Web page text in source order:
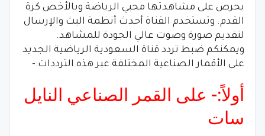
يحرص على مشاهدتها محبي الرياضة وبالأخص كرة
القدم. وتستخدم القناة أحدث أنظمة البث والإرسال
لتقديم صورة وصوت عالي الجودة للمشاهد.
ويمكنكم ضبط تردد قناة السعودية الرياضية الجديد
على الأقمار الصناعية المختلفة عبر هذه الترددات:-
أولاً:- على القمر الصناعي النايل
سات